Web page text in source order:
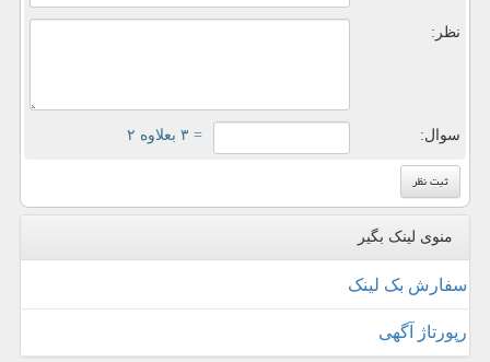
نظر:
سوال: = ۳ بعلاوه ۲
منوی لینک بگیر
سفارش بک لینک
رپورتاژ آگهی